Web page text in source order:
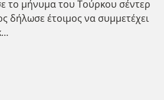
το μήνυμα του Τούρκου σέντερ
δήλωσε έτοιμος να συμμετέχει